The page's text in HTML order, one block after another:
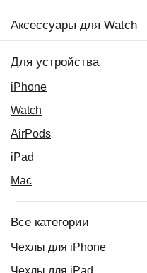
Аксессуары для Watch
Для устройства
iPhone
AirPods
Watch
iPad
Mac
Все категории
Чехлы для iPhone
Чехлы для iPad